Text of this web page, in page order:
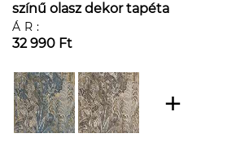
színű olasz dekor tapéta
ÁR:
32 990 Ft